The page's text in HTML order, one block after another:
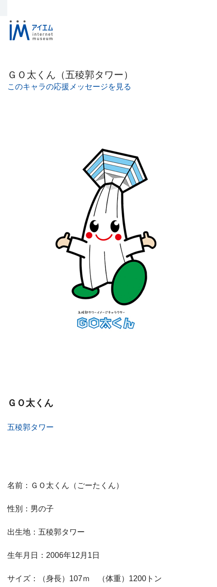
ＧＯ太くん（五稜郭タワー）
このキャラの応援メッセージを見る
ＧＯ太くん
五稜郭タワー
名前：ＧＯ太くん（ごーたくん）
性別：男の子
出生地：五稜郭タワー
生年月日：2006年12月1日
サイズ：（身長）107ｍ （体重）1200トン